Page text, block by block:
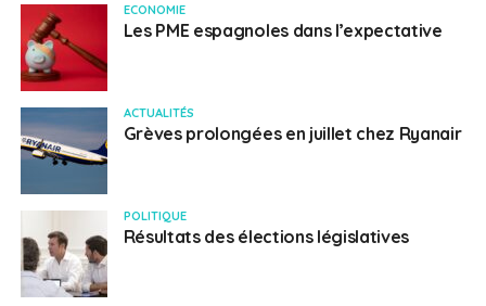
ECONOMIE
Les PME espagnoles dans l’expectative
ACTUALITÉS
Grèves prolongées en juillet chez Ryanair
POLITIQUE
Résultats des élections législatives